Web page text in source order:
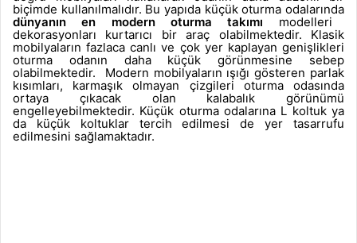
biçimde kullanılmalıdır. Bu yapıda küçük oturma odalarında
dünyanın en modern oturma takımı modelleri
dekorasyonları kurtarıcı bir araç olabilmektedir. Klasik
mobilyaların fazlaca canlı ve çok yer kaplayan genişlikleri
oturma odanın daha küçük görünmesine sebep
olabilmektedir.
Modern mobilyaların ışığı gösteren parlak
kısımları, karmaşık olmayan çizgileri oturma odasında
ortaya çıkacak olan kalabalık görünümü
engelleyebilmektedir. Küçük oturma odalarına L koltuk ya
da küçük koltuklar tercih edilmesi de yer tasarrufu
edilmesini sağlamaktadır.